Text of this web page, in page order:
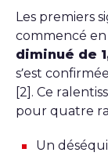
Les premiers
commencé en
diminué de
s’est
[2]. Ce
pour quatre
Un